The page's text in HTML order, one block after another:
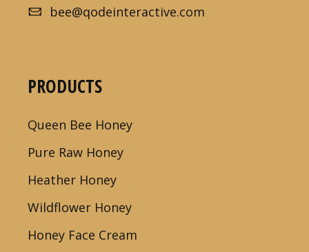
bee@qodeinteractive.com
PRODUCTS
Queen Bee Honey
Pure Raw Honey
Heather Honey
Wildflower Honey
Honey Face Cream